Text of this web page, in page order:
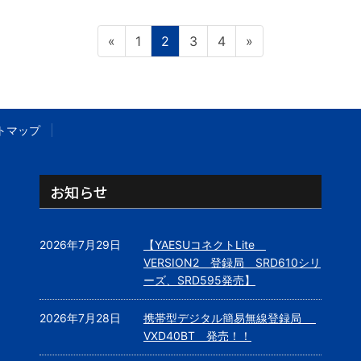
«
ペ
ー
1
ペ
ー
2
ペ
ー
3
ペ
ー
4 »
マップ
お知らせ
2026年7月29日
【YAESUコネクトLite
VERSION2 登録局 SRD610シリ
ーズ、SRD595発売】
2026年7月28日
携帯型デジタル簡易無線登録局
VXD40BT 発売！！